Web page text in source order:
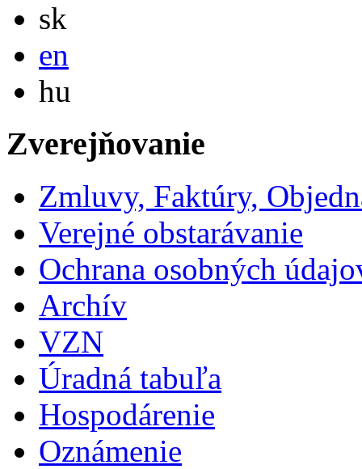
sk
en
hu
Zverejňovanie
Zmluvy, Faktúry,
Verejné obstarávanie
Ochrana osobných
Archív
VZN
Úradná tabuľa
Hospodárenie
Oznámenie